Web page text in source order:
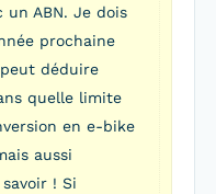
un ABN. Je dois
prochaine
déduire
quelle limite
en e-bike
aussi
! Si